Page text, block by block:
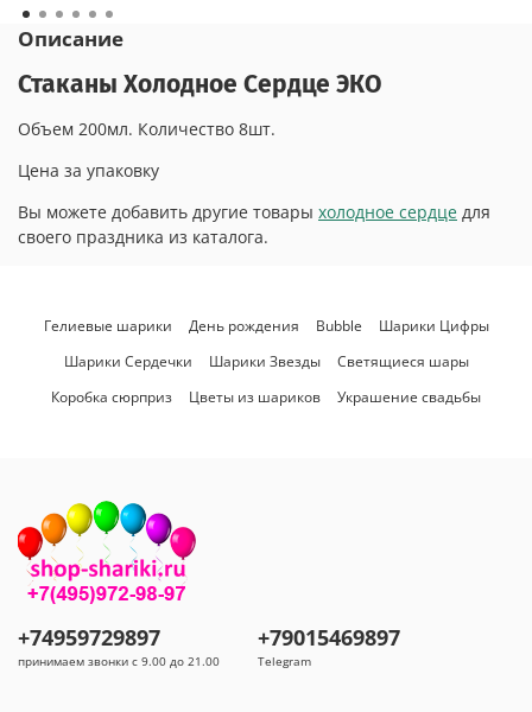
Описание
Стаканы Холодное Сердце ЭКО
Объем 200мл. Количество 8шт.
Цена за упаковку
Вы можете добавить другие товары холодное сердце для
своего праздника из каталога.
Гелиевые шарики День рождения Bubble
Шарики Цифры
Шарики Сердечки
Шарики Звезды
Светящиеся шары
Коробка сюрприз
Цветы из шариков Украшение свадьбы
+74959729897
принимаем звонки с 9.00 до 21.00
+79015469897
Telegram